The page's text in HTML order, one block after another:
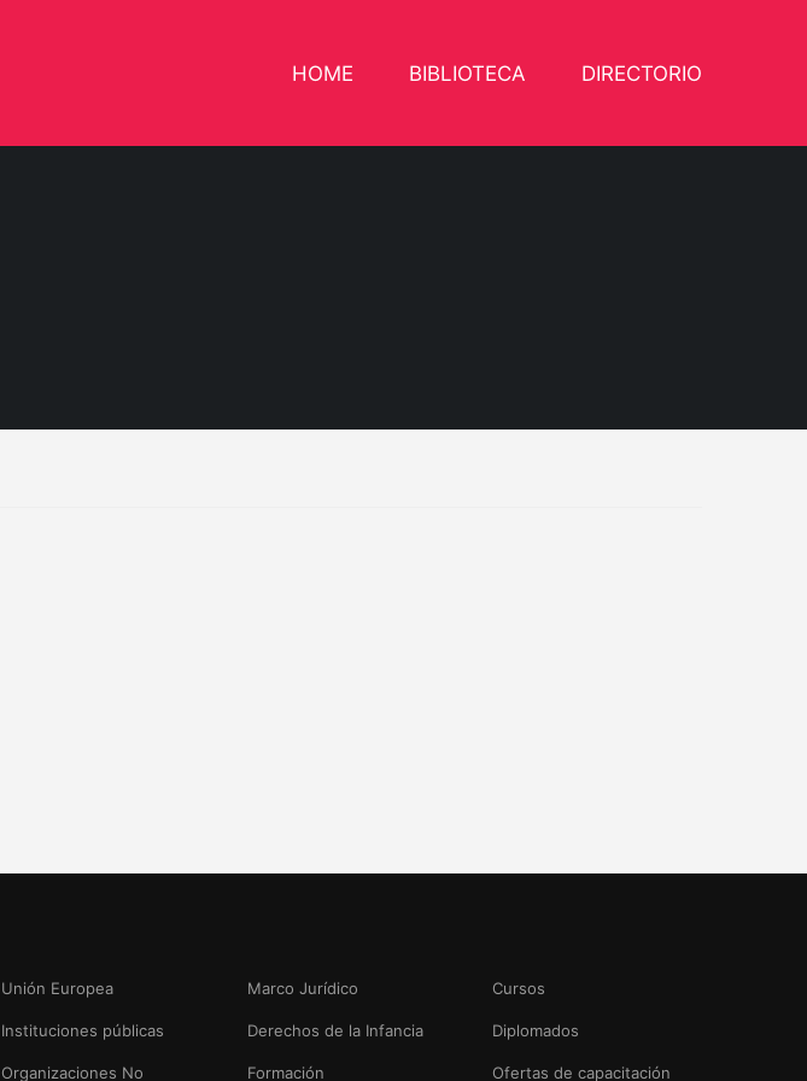
HOME BIBLIOTECA DIRECTORIO
Unión Europea
Instituciones públicas
Organizaciones No
Marco Jurídico
Derechos de la Infancia
Formación
Cursos
Diplomados
Ofertas de capacitación